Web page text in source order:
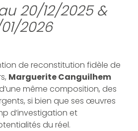
20/12/2025 &
2026
de reconstitution fidèle de
Marguerite Canguilhem
même composition, des
si bien que ses œuvres
d’investigation et
du réel.